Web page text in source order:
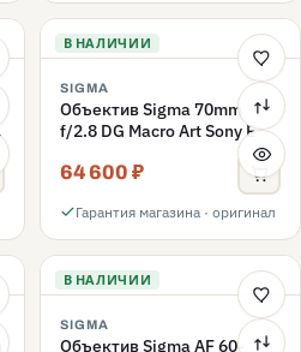
В НАЛИЧИИ
SIGMA
Объектив Sigma 70mm
f/2.8 DG Macro Art Sony E
64 600 ₽
Гарантия магазина · оригинал
В НАЛИЧИИ
SIGMA
Объектив Sigma AF 60-